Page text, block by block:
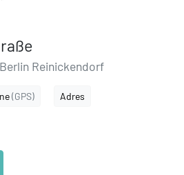
Reinickendorf
(GPS) Adres